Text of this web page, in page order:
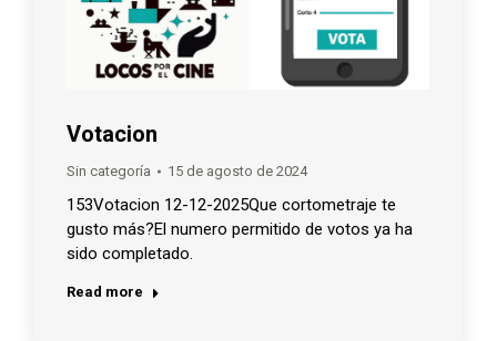
Votacion
Sin categoría 15 de agosto de 2024
153Votacion 12-12-2025Que cortometraje te
gusto más?El numero permitido de votos ya ha
sido completado.
Read more